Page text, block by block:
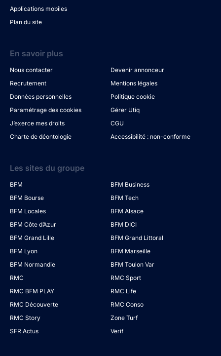
Applications mobiles
Plan du site
En savoir plus
Nous contacter
Devenir annonceur
Recrutement
Mentions légales
Données personnelles
Politique cookie
Paramétrage des cookies
Gérer Utiq
J’exerce mes droits
CGU
Charte de déontologie
Accessibilité : non-conforme
Les sites du groupe
BFM
BFM Business
BFM Bourse
BFM Tech
BFM Locales
BFM Alsace
BFM Côte d’Azur
BFM DICI
BFM Grand Lille
BFM Grand Littoral
BFM Lyon
BFM Marseille
BFM Normandie
BFM Toulon Var
RMC
RMC Sport
RMC BFM PLAY
RMC Life
RMC Découverte
RMC Conso
RMC Story
Zone Turf
SFR Actus
Verif